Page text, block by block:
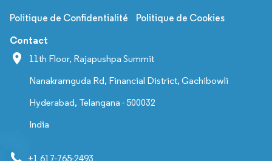
Politique de Confidentialité Politique de Cookies
Contact
11th Floor, Rajapushpa Summit
Nanakramguda Rd, Financial District, Gachibowli
Hyderabad, Telangana - 500032
India
+1 617-765-2493